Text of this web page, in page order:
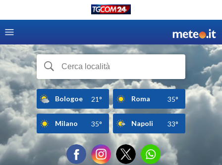
Bologoe 21° Roma 35°
Milano 35° Napoli 33°